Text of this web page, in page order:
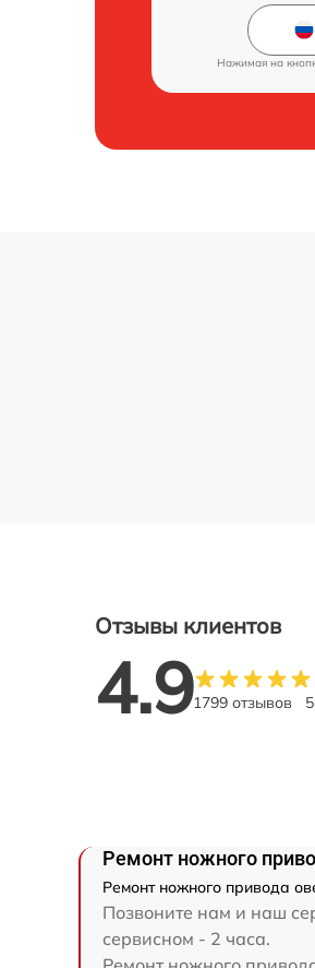
Нажимая на
Отзывы клиентов
4.91799 отзывов
Ремонт ножного
Ремонт ножного привода
Позвоните нам и наш
сервисном - 2 часа.